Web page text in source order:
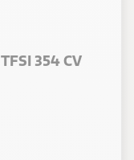
354 CV